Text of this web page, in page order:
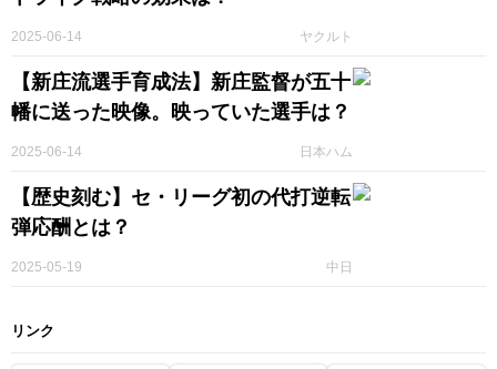
ヤクルト
2025-06-14
【新庄流選手育成法】新庄監督が五十
幡に送った映像。映っていた選手は？
日本ハム
2025-06-14
【歴史刻む】セ・リーグ初の代打逆転
弾応酬とは？
中日
2025-05-19
リンク